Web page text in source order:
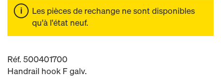
Les pièces de rechange ne sont disponibles
qu'à l'état neuf.
Réf. 500401700
Handrail hook F galv.